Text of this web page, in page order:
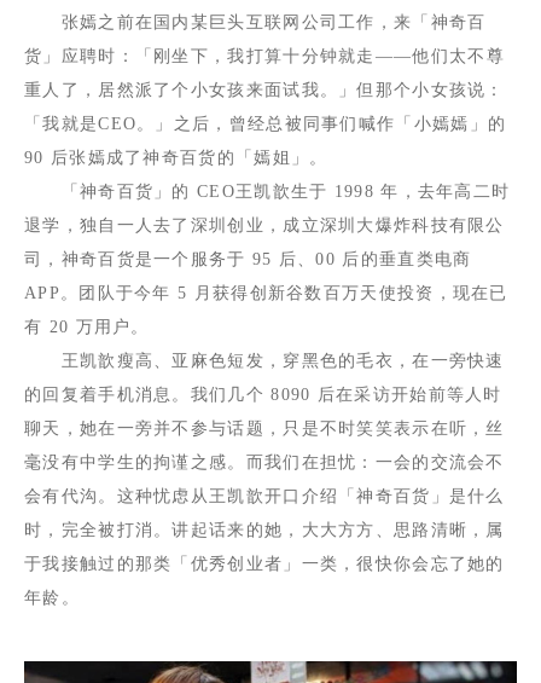
张嫣之前在国内某巨头互联网公司工作，来「神奇百
货」应聘时：「刚坐下，我打算十分钟就走 ——他们太不尊
重人了，居然派了个小女孩来面试我。」但那个小女孩说：
「我就是CEO。」之后，曾经总被同事们喊作「小嫣嫣」的
90 后张嫣成了神奇百货的「嫣姐」。
「神奇百货」的 CEO王凯歆生于 1998年，去年高二时
退学，独自一人去了深圳创业，成立深圳大爆炸科技有限公
司，神奇百货是一个服务于 95 后、00 后的垂直类电商
APP 。团队于今年5 月获得创新谷数百万天使投资，现在已
有 20 万用户。
王凯歆瘦高、亚麻色短发，穿黑色的毛衣，在一旁快速
的回复着手机消息。我们几个 8090 后在采访开始前等人时
聊天，她在一旁并不参与话题，只是不时笑笑表示在听，丝
毫没有中学生的拘谨之感。而我们在担忧：一会的交流会不
会有代沟。这种忧虑从王凯歆开口介绍「神奇百货」是什么
时，完全被打消。讲起话来的她，大大方方、思路清晰，属
于我接触过的那类「优秀创业者」一类，很快你会忘了她的
年龄。